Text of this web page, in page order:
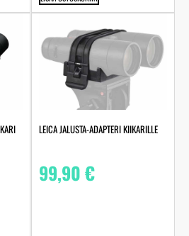
LEICA JALUSTA-ADAPTERI KIIKARILLE
99,90€